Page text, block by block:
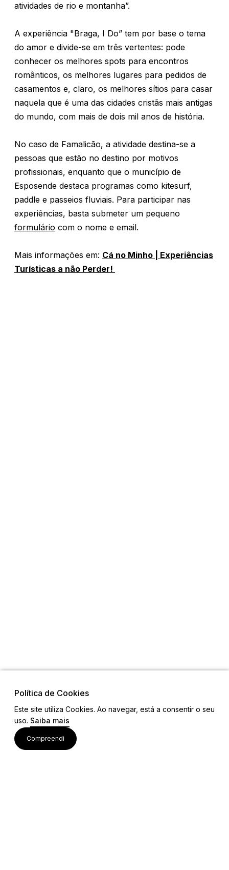
atividades de rio e montanha”.
A experiência "Braga, I Do” tem por base o tema
do amor e divide-se em três vertentes: pode
conhecer os melhores spots para encontros
românticos, os melhores lugares para pedidos de
casamentos e, claro, os melhores sítios para casar
naquela que é uma das cidades cristãs mais antigas
do mundo, com mais de dois mil anos de história.
No caso de Famalicão, a atividade destina-se a
pessoas que estão no destino por motivos
profissionais, enquanto que o município de
Esposende destaca programas como kitesurf,
paddle e passeios fluviais. Para participar nas
experiências, basta submeter um pequeno
formulário com o nome e email.
Mais informações em: Cá no Minho | Experiências
Turísticas a não Perder!
Política de Cookies
Este site utiliza Cookies. Ao navegar, está a consentir o seu
uso. Saiba mais
Compreendi
Links
Ligações Úteis
Contactos